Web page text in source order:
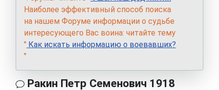
Наиболее эффективный способ поиска
на нашем Форуме информации о судьбе
интересующего Вас воина: читайте тему
" Как искать информацию о воевавших?
"
Ракин Петр Семенович 1918